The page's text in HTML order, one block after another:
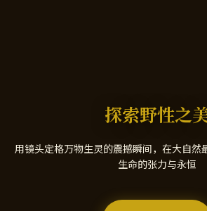
探索野性之
用镜头定格万物生灵的震撼瞬间，在大自然
生命的张力与永恒